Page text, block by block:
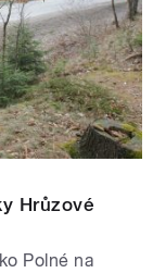
Hrůzové
Polné na